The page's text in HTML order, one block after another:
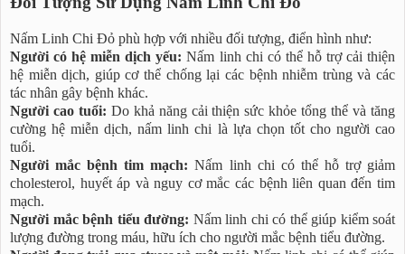
Nấm Linh Chi Đỏ phù hợp với nhiều đối tượng, điển hình như:
Người có hệ miễn dịch yếu: Nấm linh chi có thể hỗ trợ cải thiện
hệ miễn dịch, giúp cơ thể chống lại các bệnh nhiễm trùng và các
tác nhân gây bệnh khác.
Người cao tuổi: Do khả năng cải thiện sức khỏe tổng thể và tăng
cường hệ miễn dịch, nấm linh chi là lựa chọn tốt cho người cao
tuổi.
Người mắc bệnh tim mạch: Nấm linh chi có thể hỗ trợ giảm
cholesterol, huyết áp và nguy cơ mắc các bệnh liên quan đến tim
mạch.
Người mắc bệnh tiểu đường: Nấm linh chi có thể giúp kiểm soát
lượng đường trong máu, hữu ích cho người mắc bệnh tiểu đường.